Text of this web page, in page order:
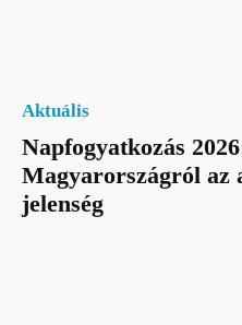
Aktuális
Napfogyatkozás
Magyarországról az
jelenség